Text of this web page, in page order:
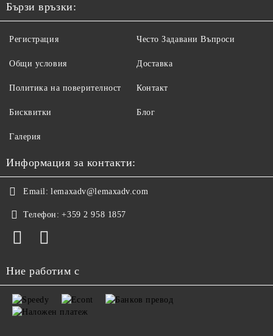
Бързи връзки:
Регистрация
Общи условия
Политика на поверителност
Бисквитки
Често Задавани Въпроси
Доставка
Контакт
Блог
Галерия
Информация за контакти:
Email: lemaxadv@lemaxadv.com
Телефон: +359 2 958 1857
Ние работим с